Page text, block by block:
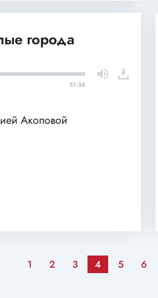
города
51:36
Акоповой
1 2 3 4 5 6